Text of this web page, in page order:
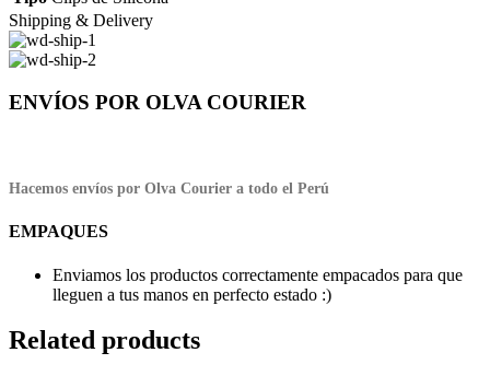
Shipping & Delivery
ENVÍOS POR OLVA COURIER
Hacemos envíos por Olva Courier a todo el Perú
EMPAQUES
Enviamos los productos correctamente empacados para que
lleguen a tus manos en perfecto estado :)
Related products